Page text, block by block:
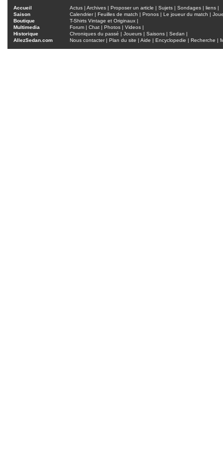
Accueil Actus | Archives | Proposer un article | Sujets | Sondages | liens |
Saison
Calendrier| Feuilles de match | Pronos | Le joueur du match |
Boutique
T-Shirts Vintage et Originaux |
Multimedia
Forum | Chat | Photos | Videos |
Historique
Chroniques du passé | Joueurs | Saisons | Sedan |
AllezSedan.com
Nous contacter| Plan du site | Aide | Encyclopedie | Recherche |